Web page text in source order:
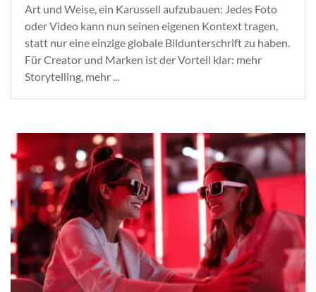
Art und Weise, ein Karussell aufzubauen: Jedes Foto
oder Video kann nun seinen eigenen Kontext tragen,
statt nur eine einzige globale Bildunterschrift zu haben.
Für Creator und Marken ist der Vorteil klar: mehr
Storytelling, mehr ...